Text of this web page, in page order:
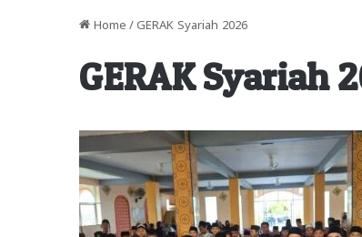
Home / GERAK Syariah 2026
GERAK Syariah